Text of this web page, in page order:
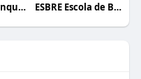
Nogueira Brinquedos ESBRE Escola de Bares e Restaurantes